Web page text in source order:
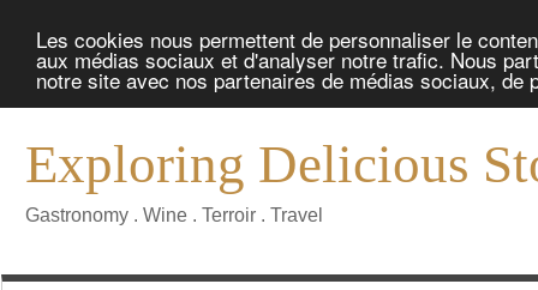
Les cookies nous permettent de personnaliser le
aux médias sociaux et d'analyser notre trafic. Nous
notre site avec nos partenaires de médias sociaux, de
Exploring Delicious
Gastronomy . Wine . Terroir . Travel